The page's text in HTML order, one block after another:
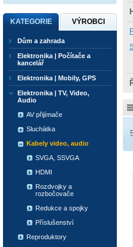
KATEGORIE VÝROBCI
Dům a zahrada
Elektronika | Počítače a
kancelář
Elektronika | Mobily, GPS
Elektronika | TV, Video,
Audio
AV přijímače
Sluchátka
Kabely video, audio
SVGA, SSVGA
HDMI
Rozdvojky a
rozbočovače
Redukce a spojky
Příslušenství
Reproduktory